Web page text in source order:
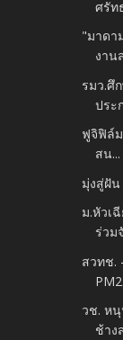
ศรัท
"มาดา
งาน
รมว.ศึ
ประ
ฟูจิฟิล์ม
สน...
มุ่งสู่ฝัน
ม.หัวเ
ร่วม
สวทช.
วช. ห
ช้าง